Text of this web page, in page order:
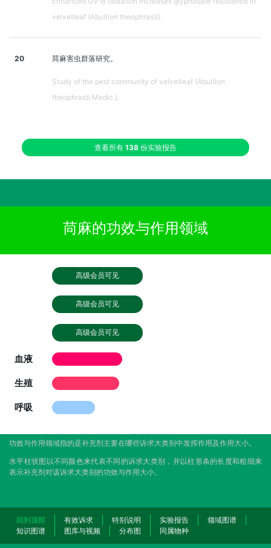
velvetleaf (Abutilon theophrasti).
20 苘麻害虫群落研究。
Study of the pest community of velvetleaf (Abutilon
theophrasti Medic.).
查看所有 138 份实验报告
苘麻的功效与作用领域
高级会员可见
高级会员可见
高级会员可见
血液
生殖
呼吸
功效与作用领域指的是补充剂主要在哪些诉求大类别中发挥作用及作用大小。
水平柱状图以不同颜色来代表不同的诉求大类别，并以柱形条的长度和粗细来
表示补充剂对该诉求大类别的功效与作用大小。
回到顶部 有效诉求 特别说明 实验报告
领域图谱
知识图谱
图库与视频 分布图 同属物种